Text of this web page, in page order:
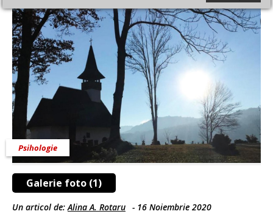
Galerie foto (1)
Psihologie
Un articol de: Alina A. Rotaru - 16 Noiembrie 2020